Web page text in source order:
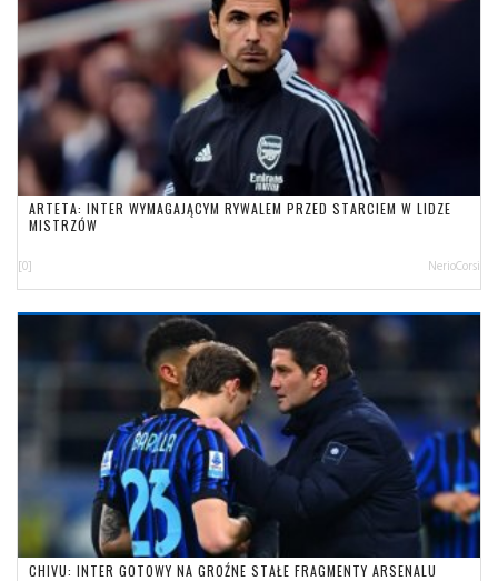
ARTETA: INTER WYMAGAJĄCYM RYWALEM PRZED STARCIEM W LIDZE
MISTRZÓW
[0] NerioCorsi
CHIVU: INTER GOTOWY NA GROŹNE STAŁE FRAGMENTY ARSENALU